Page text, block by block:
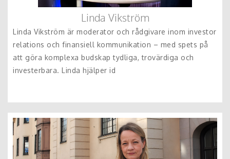
Linda Vikström
Linda Vikström är moderator och rådgivare inom investor
relations och finansiell kommunikation – med spets på
att göra komplexa budskap tydliga, trovärdiga och
investerbara. Linda hjälper id